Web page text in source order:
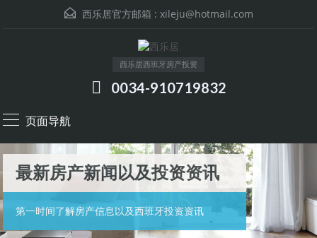
西乐居官方邮箱 : xileju@hotmail.com
西乐居西班牙房产投资
0034-910719832
页面导航
最新房产新闻以及投资资讯
第一时间了解房产信息以及西班牙投资资讯